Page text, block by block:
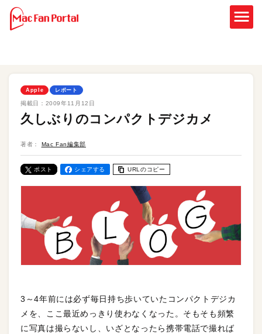
Apple レポート
掲載日： 2009年11月12日
久しぶりのコンパクトデジカメ
著者： Mac Fan編集部
ポスト シェアする URLのコピー
3～4年前には必ず毎日持ち歩いていたコンパクトデジカ
メを、ここ最近めっきり使わなくなった。そもそも頻繁
に写真は撮らないし、いざとなったら携帯電話で撮れば